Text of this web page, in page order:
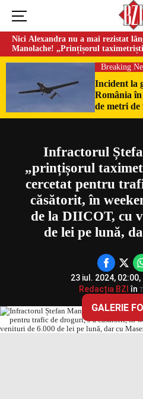
Nici Alexandra nu a mai rezistat
Manolache! „Prințișorul
doi ani de căsnicie
Breaking
Incident la
România
de metri
Could not
There was a problem
Infractorul
„prințișorul
cercetat pentru
căsătorit, în
de la DIICOT, cu
de lei pe lună,
23 iul. 2024, 02:00,
Redacția BZI în
GALERIE